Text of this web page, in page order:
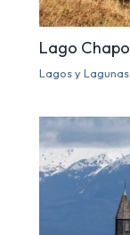
Lago Chapo
Lagos y Lagunas